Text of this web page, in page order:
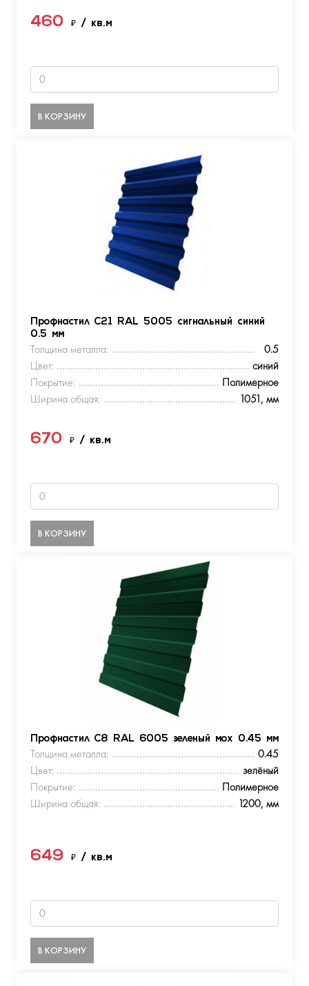
460 ₽ / кв.м
В КОРЗИНУ
Профнастил С21 RAL 5005 сигнальный синий
0.5 мм
Толщина металла:
0.5
Цвет:
синий
Покрытие:
Полимерное
Ширина общая:
1051, мм
670 ₽ / кв.м
В КОРЗИНУ
Профнастил С8 RAL 6005 зеленый мох 0.45 мм
Толщина металла:
0.45
Цвет:
зелёный
Покрытие:
Полимерное
Ширина общая:
1200, мм
649 ₽ / кв.м
В КОРЗИНУ